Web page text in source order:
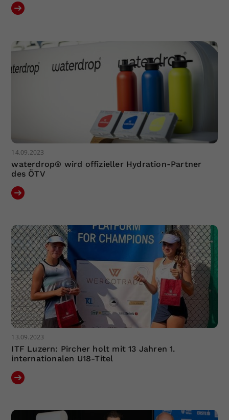
14.09.2023
waterdrop® wird offizieller Hydration-Partner
des ÖTV
13.09.2023
ITF Luzern: Pircher holt mit 13 Jahren 1.
internationalen U18-Titel